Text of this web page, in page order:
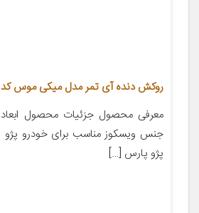
روکش دنده آی تمر مدل میکی موس کد 81
پژو پارس […]